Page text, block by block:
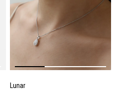
Lunar